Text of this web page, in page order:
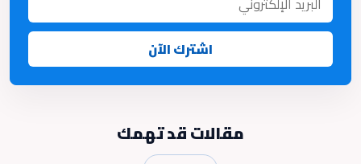
اشترك الآن
مقالات قد تهمك